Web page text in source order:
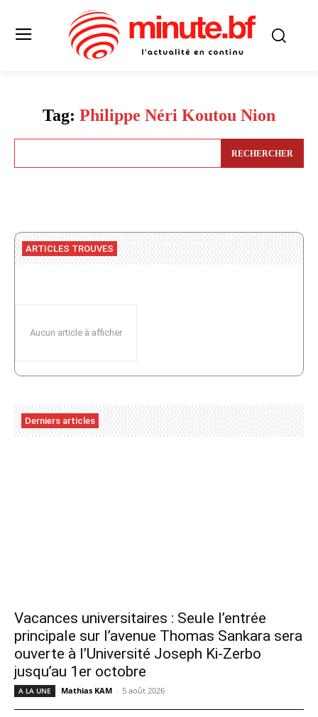
Tag: Philippe Néri Koutou Nion
RECHERCHER
ARTICLES TROUVES
Aucun article à afficher
Derniers articles
Vacances universitaires : Seule l’entrée
principale sur l’avenue Thomas Sankara sera
ouverte à l’Université Joseph Ki-Zerbo
jusqu’au 1er octobre
A LA UNE Mathias KAM - 5 août 2026